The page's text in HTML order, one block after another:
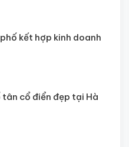
kết hợp kinh doanh
tân cổ điển đẹp tại Hà